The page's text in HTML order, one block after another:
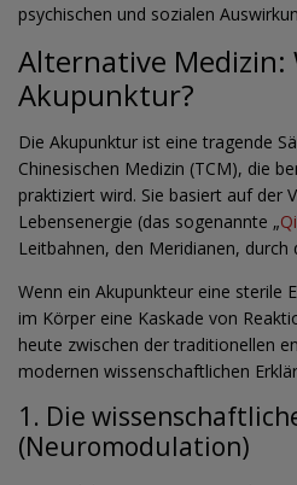
psychischen und sozialen
Alternative Medizin:
Akupunktur?
Die Akupunktur ist eine tragende
Chinesischen Medizin (TCM), die
praktiziert wird. Sie basiert auf der
Lebensenergie (das sogenannte „Qi
Leitbahnen, den Meridianen, durch
Wenn ein Akupunkteur eine sterile
im Körper eine Kaskade von
heute zwischen der traditionellen
modernen wissenschaftlichen
1. Die
(Neuromodulation)